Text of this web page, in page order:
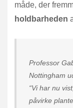
måde, der
holdbarheden
Professor
Nottingham
“Vi har nu
påvirke